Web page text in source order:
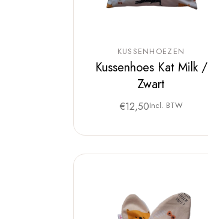
KUSSENHOEZEN
Kussenhoes Kat Milk /
Zwart
€12,50Incl. BTW